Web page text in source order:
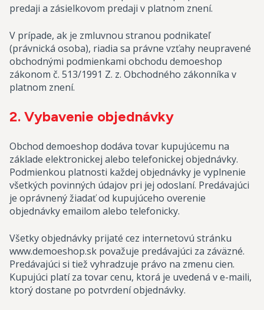
predaji a zásielkovom predaji v platnom znení.
V prípade, ak je zmluvnou stranou podnikateľ
(právnická osoba), riadia sa právne vzťahy neupravené
obchodnými podmienkami obchodu demoeshop
zákonom č. 513/1991 Z. z. Obchodného zákonníka v
platnom znení.
2. Vybavenie objednávky
Obchod demoeshop dodáva tovar kupujúcemu na
základe elektronickej alebo telefonickej objednávky.
Podmienkou platnosti každej objednávky je vyplnenie
všetkých povinných údajov pri jej odoslaní. Predávajúci
je oprávnený žiadať od kupujúceho overenie
objednávky emailom alebo telefonicky.
Všetky objednávky prijaté cez internetovú stránku
www.demoeshop.sk považuje predávajúci za záväzné.
Predávajúci si tiež vyhradzuje právo na zmenu cien.
Kupujúci platí za tovar cenu, ktorá je uvedená v e-maili,
ktorý dostane po potvrdení objednávky.